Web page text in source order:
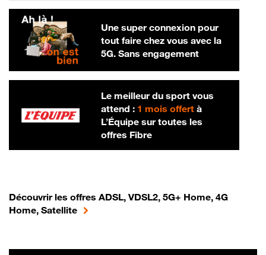
Une super connexion pour
tout faire chez vous avec la
5G. Sans engagement
Le meilleur du sport vous
attend : 1 mois offertà
L’Équipe sur toutes les
offres Fibre
Découvrir les offres ADSL, VDSL2, 5G+ Home, 4G
Home, Satellite